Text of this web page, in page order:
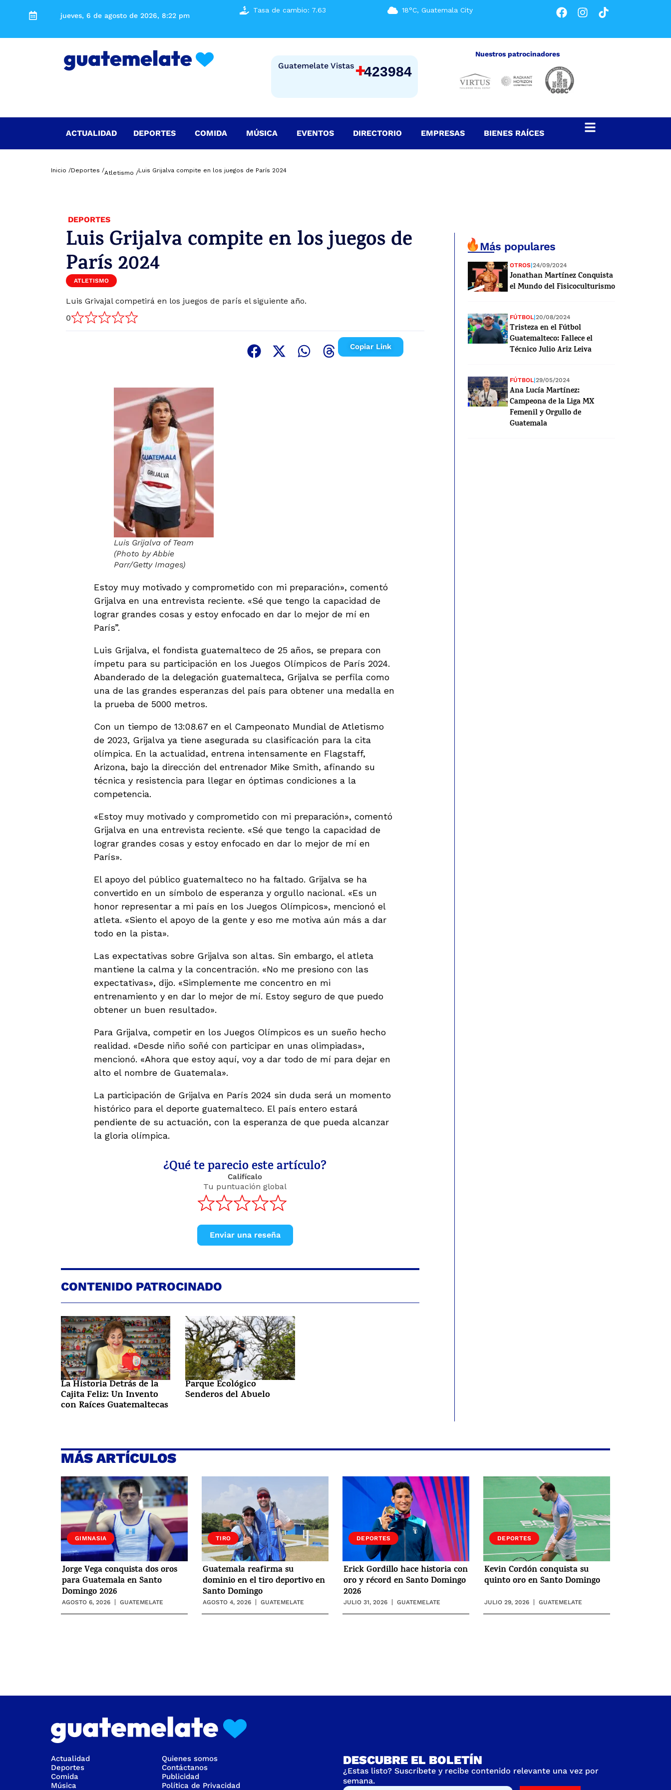
jueves, 6 de agosto de 2026, 8:22 pm
Tasa de cambio: 7.63 18°C, Guatemala City
Guatemelate Vistas +423984
Nuestros patrocinadores
ACTUALIDAD DEPORTES COMIDA MÚSICA EVENTOS DIRECTORIO EMPRESAS BIENES RAÍCES
Inicio /Deportes /Atletismo /Luis Grijalva compite en los juegos de París 2024
DEPORTES
Luis Grijalva compite en los juegos de
París 2024
ATLETISMO
Luis Grivajal competirá en los juegos de parís el siguiente año.
0
Copiar Link
Luis Grijalva of Team
(Photo by Abbie
Parr/Getty Images)
Estoy muy motivado y comprometido con mi preparación», comentó
Grijalva en una entrevista reciente. «Sé que tengo la capacidad de
lograr grandes cosas y estoy enfocado en dar lo mejor de mí en
París”.
Luis Grijalva, el fondista guatemalteco de 25 años, se prepara con
ímpetu para su participación en los Juegos Olímpicos de París 2024.
Abanderado de la delegación guatemalteca, Grijalva se perfila como
una de las grandes esperanzas del país para obtener una medalla en
la prueba de 5000 metros.
Con un tiempo de 13:08.67 en el Campeonato Mundial de Atletismo
de 2023, Grijalva ya tiene asegurada su clasificación para la cita
olímpica. En la actualidad, entrena intensamente en Flagstaff,
Arizona, bajo la dirección del entrenador Mike Smith, afinando su
técnica y resistencia para llegar en óptimas condiciones a la
competencia.
«Estoy muy motivado y comprometido con mi preparación», comentó
Grijalva en una entrevista reciente. «Sé que tengo la capacidad de
lograr grandes cosas y estoy enfocado en dar lo mejor de mí en
París».
El apoyo del público guatemalteco no ha faltado. Grijalva se ha
convertido en un símbolo de esperanza y orgullo nacional. «Es un
honor representar a mi país en los Juegos Olímpicos», mencionó el
atleta. «Siento el apoyo de la gente y eso me motiva aún más a dar
todo en la pista».
Las expectativas sobre Grijalva son altas. Sin embargo, el atleta
mantiene la calma y la concentración. «No me presiono con las
expectativas», dijo. «Simplemente me concentro en mi
entrenamiento y en dar lo mejor de mí. Estoy seguro de que puedo
obtener un buen resultado».
Para Grijalva, competir en los Juegos Olímpicos es un sueño hecho
realidad. «Desde niño soñé con participar en unas olimpiadas»,
mencionó. «Ahora que estoy aquí, voy a dar todo de mí para dejar en
alto el nombre de Guatemala».
La participación de Grijalva en París 2024 sin duda será un momento
histórico para el deporte guatemalteco. El país entero estará
pendiente de su actuación, con la esperanza de que pueda alcanzar
la gloria olímpica.
¿Qué te parecio este artículo?
Califícalo
Tu puntuación global
Enviar una reseña
CONTENIDO PATROCINADO
La Historia Detrás de la
Cajita Feliz: Un Invento
con Raíces Guatemaltecas
Parque Ecológico
Senderos del Abuelo
Más populares
OTROS|24/09/2024
Jonathan Martínez Conquista
el Mundo del Fisicoculturismo
FÚTBOL|20/08/2024
Tristeza en el Fútbol
Guatemalteco: Fallece el
Técnico Julio Ariz Leiva
FÚTBOL|29/05/2024
Ana Lucía Martínez:
Campeona de la Liga MX
Femenil y Orgullo de
Guatemala
MÁS ARTÍCULOS
GIMNASIA
Jorge Vega conquista dos oros
para Guatemala en Santo
Domingo 2026
AGOSTO 6, 2026 GUATEMELATE
TIRO
Guatemala reafirma su
dominio en el tiro deportivo en
Santo Domingo
AGOSTO 4, 2026 GUATEMELATE
DEPORTES
Erick Gordillo hace historia con
oro y récord en Santo Domingo
2026
JULIO 31, 2026 GUATEMELATE
DEPORTES
Kevin Cordón conquista su
quinto oro en Santo Domingo
JULIO 29, 2026 GUATEMELATE
Actualidad
Deportes
Comida
Música
Quienes somos
Contáctanos
Publicidad
Política de Privacidad
DESCUBRE EL BOLETÍN
¿Estas listo? Suscríbete y recibe contenido relevante una vez por
semana.